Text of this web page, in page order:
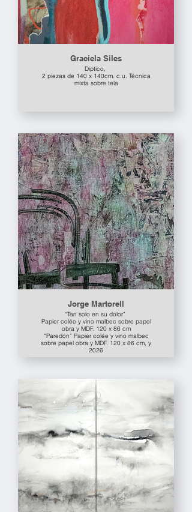
Graciela Siles
Diptico,
2 piezas de 140 x 140cm. c.u. Técnica
mixta sobre tela
Jorge Martorell
“Tan solo en su dolor”
Papier colée y vino malbec sobre papel
obra y MDF. 120 x 86 cm
“Paredón” Papier colée y vino malbec
sobre papel obra y MDF. 120 x 86 cm, y
2026